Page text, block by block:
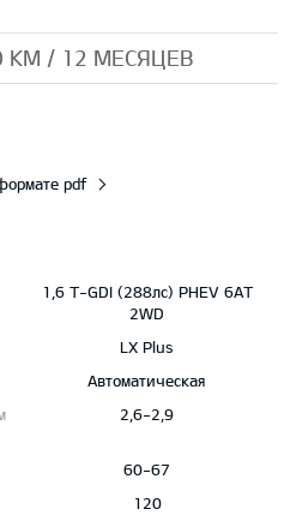
КМ / 12 МЕСЯЦЕВ
pdf
1,6 T-GDI (288лс) PHEV 6AT
2WD
LX Plus
Автоматическая
2,6-2,9
60-67
120